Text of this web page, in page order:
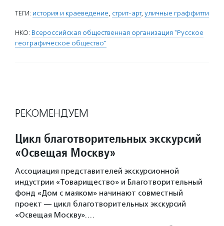
ТЕГИ: история и краеведение, стрит-арт, уличные граффитти
НКО: Всероссийская общественная организация "Русское
географическое общество"
РЕКОМЕНДУЕМ
Цикл благотворительных экскурсий
«Освещая Москву»
Ассоциация представителей экскурсионной
индустрии «Товарищество» и Благотворительный
фонд «Дом с маяком» начинают совместный
проект — цикл благотворительных экскурсий
«Освещая Москву».…